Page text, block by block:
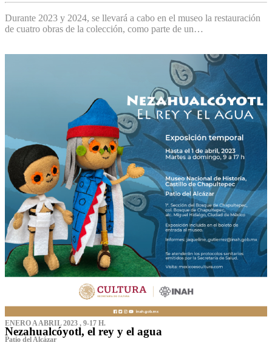
Durante 2023 y 2024, se llevará a cabo en el museo la restauración
de cuatro obras de la colección, como parte de un…
ENERO A ABRIL 2023 , 9-17 H.
Nezahualcóyotl, el rey y el agua
Patio del Alcázar